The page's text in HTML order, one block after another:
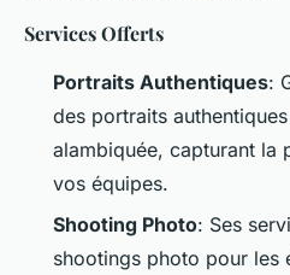
Services Offerts
Portraits Authentiques:
des portraits
alambiquée, capturant la
vos équipes.
Shooting Photo: Ses
shootings photo pour les